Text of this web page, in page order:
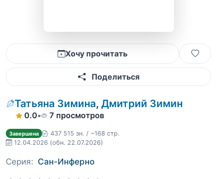
Хочу прочитать
Поделиться
Татьяна Зимина, Дмитрий Зимин
0.0• 7 просмотров
Завершена
437 515 зн. / ~168 стр.
12.04.2026 (обн. 22.07.2026)
Серия: Сан-Инферно